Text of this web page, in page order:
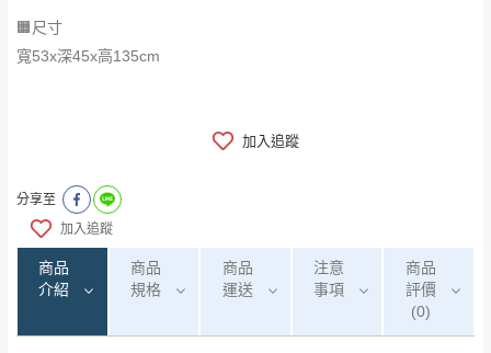
🟧尺寸
寬53x深45x高135cm
加入追蹤
分享至
加入追蹤
商品
介紹
商品
規格
商品
運送
注意
事項
商品
評價
(0)